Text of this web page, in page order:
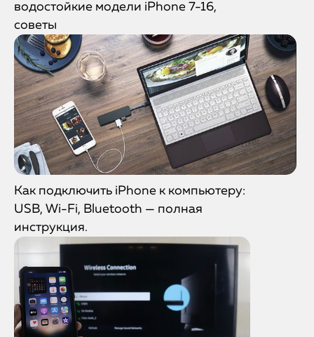
водостойкие модели iPhone 7-16,
советы
Как подключить iPhone к компьютеру:
USB, Wi-Fi, Bluetooth — полная
инструкция.